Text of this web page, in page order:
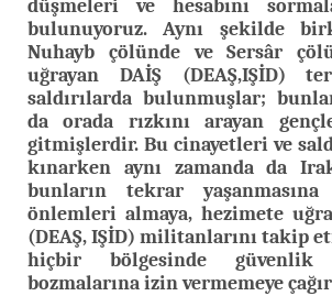
düşmeleri ve hesabını
bulunuyoruz. Aynı şekilde
Nuhayb çölünde ve Sersâr
uğrayan DAİŞ (DEAŞ,IŞİD)
saldırılarda bulunmuşlar;
da orada rızkını arayan
gitmişlerdir. Bu cinayetleri ve
kınarken aynı zamanda da
bunların tekrar
önlemleri almaya, hezimete
(DEAŞ, IŞİD) militanlarını takip
hiçbir bölgesinde
bozmalarına izin vermemeye